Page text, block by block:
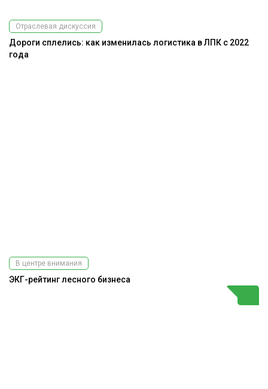
Отраслевая дискуссия
Дороги сплелись: как изменилась логистика в ЛПК с 2022
года
В центре внимания
ЭКГ-рейтинг лесного бизнеса